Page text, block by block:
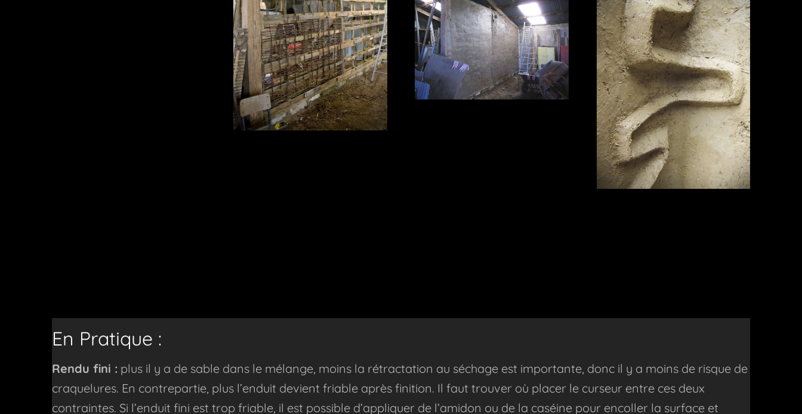
En Pratique :
Rendu fini : plus il y a de sable dans le mélange, moins la rétractation au séchage est importante, donc il y a moins de risque de
craquelures. En contrepartie, plus l’enduit devient friable après finition. Il faut trouver où placer le curseur entre ces deux
contraintes. Si l’enduit fini est trop friable, il est possible d’appliquer de l’amidon ou de la caséine pour encoller la surface et